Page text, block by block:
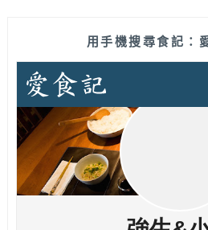
用手機搜尋食記：